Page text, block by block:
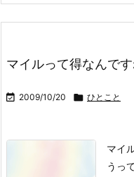
マイルって得なんで
 2009/10/20  ひとこと
マイ
うっ